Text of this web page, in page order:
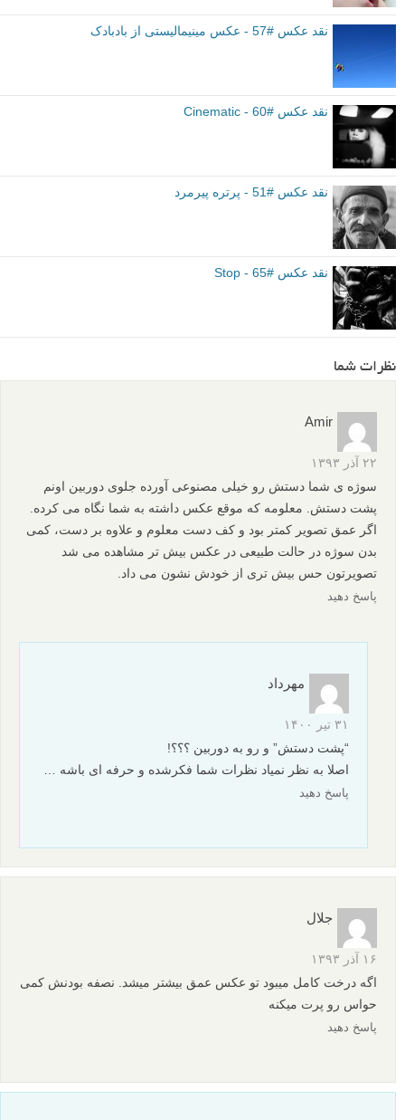
برچسب ها
بیشتر بخوانید:
نقد عکس #60 - Cinematic
نقد عکس #51 - پرتره پیرمرد
نقد عکس #65 - Stop
نظرات شما
Amir
سوژه ی شما دستش رو خیلی مصنوعی آورده جلوی دوربین اونم
پشت دستش. معلومه که موقع عکس داشته به شما نگاه می کرده.
اگر عمق تصویر کمتر بود و کف دست معلوم و علاوه بر دست، کمی
پاسخ دهید
۳۱ تیر ۱۴۰۰